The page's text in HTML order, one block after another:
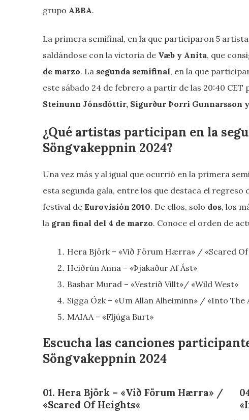
grupo ABBA.
La primera semifinal, en la que participaron 5
saldándose con la victoria de Væb y Anita, que
de marzo. La segunda semifinal, en la que
este sábado 24 de febrero a partir de las 20:40 CET
Steinunn Jónsdóttir, Sigurður Þorri Gunnarsson
¿Qué artistas participan en la
Söngvakeppnin 2024?
Una vez más y al igual que ocurrió en la primera
esta segunda gala, entre los que destaca el regreso
festival de Eurovisión 2010. De ellos, solo dos, los
la gran final del 4 de marzo. Conoce el orden de
Hera Björk – «Við Förum Hærra» / «Scared
Heiðrún Anna – «Þjakaður Af Ást»
Bashar Murad – «Vestrið Villt»/ «Wild West»
Sigga Ózk – «Um Allan Alheiminn» / «Into The
MAIAA – «Fljúga Burt»
Escucha las canciones
Söngvakeppnin 2024
01. Hera Björk – «Við Förum Hærra» /
«Scared Of Heights«